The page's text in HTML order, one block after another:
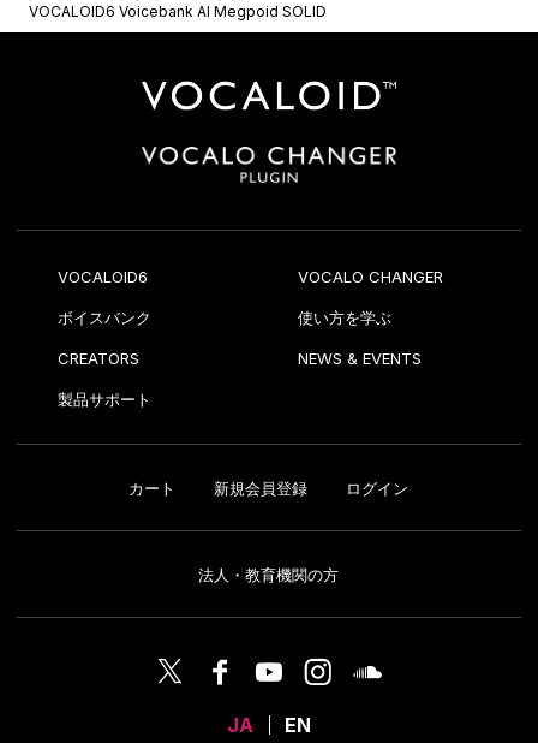
VOCALOID6 Voicebank AI Megpoid SOLID
VOCALOID6 VOCALO CHANGER
ボイスバンク 使い方を学ぶ
CREATORS NEWS & EVENTS
製品サポート
カート 新規会員登録 ログイン
法人・教育機関の方
JA EN